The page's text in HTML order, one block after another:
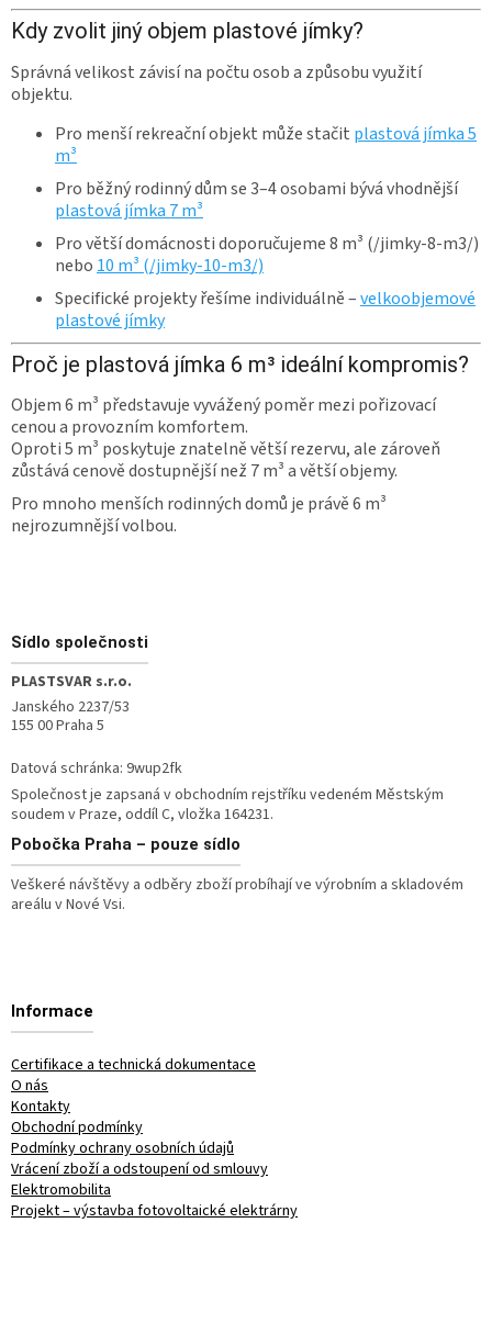
Kdy zvolit jiný objem plastové jímky?
Správná velikost závisí na počtu osob a způsobu využití
objektu.
Pro menší rekreační objekt může stačit plastová jímka 5
m³
Pro běžný rodinný dům se 3–4 osobami bývá vhodnější
plastová jímka 7 m³
Pro větší domácnosti doporučujeme 8 m³ (/jimky-8-m3/)
nebo 10 m³ (/jimky-10-m3/)
Specifické projekty řešíme individuálně –velkoobjemové
plastové jímky
Proč je plastová jímka 6 m³ ideální kompromis?
Objem 6 m³ představuje vyvážený poměr mezi pořizovací
cenou a provozním komfortem.
Oproti 5 m³ poskytuje znatelně větší rezervu, ale zároveň
zůstává cenově dostupnější než 7 m³ a větší objemy.
Pro mnoho menších rodinných domů je právě 6 m³
nejrozumnější volbou.
Sídlo společnosti
PLASTSVAR s.r.o.
Janského 2237/53
155 00 Praha 5
Datová schránka: 9wup2fk
Společnost je zapsaná v obchodním rejstříku vedeném Městským
soudem v Praze, oddíl C, vložka 164231.
Pobočka Praha – pouze sídlo
Veškeré návštěvy a odběry zboží probíhají ve výrobním a skladovém
areálu v Nové Vsi.
Informace
Certifikace a technická dokumentace
O nás
Kontakty
Obchodní podmínky
Podmínky ochrany osobních údajů
Vrácení zboží a odstoupení od smlouvy
Elektromobilita
Projekt – výstavba fotovoltaické elektrárny